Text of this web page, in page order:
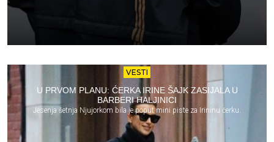
VESTI
U PRVOM PLANU: ĆERKA IRINE ŠAJK ZASIJALA U
BARBERI HALJINICI
Jesenja šetnja Njujorkom bila je poput mini piste za Irininu ćerku.